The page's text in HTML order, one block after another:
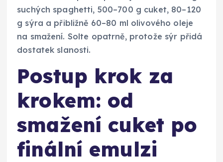
suchých spaghetti, 500–700 g cuket, 80–120
g sýra a přibližně 60–80 ml olivového oleje
na smažení. Solte opatrně, protože sýr přidá
dostatek slanosti.
Postup krok za
krokem: od
smažení cuket po
finální emulzi